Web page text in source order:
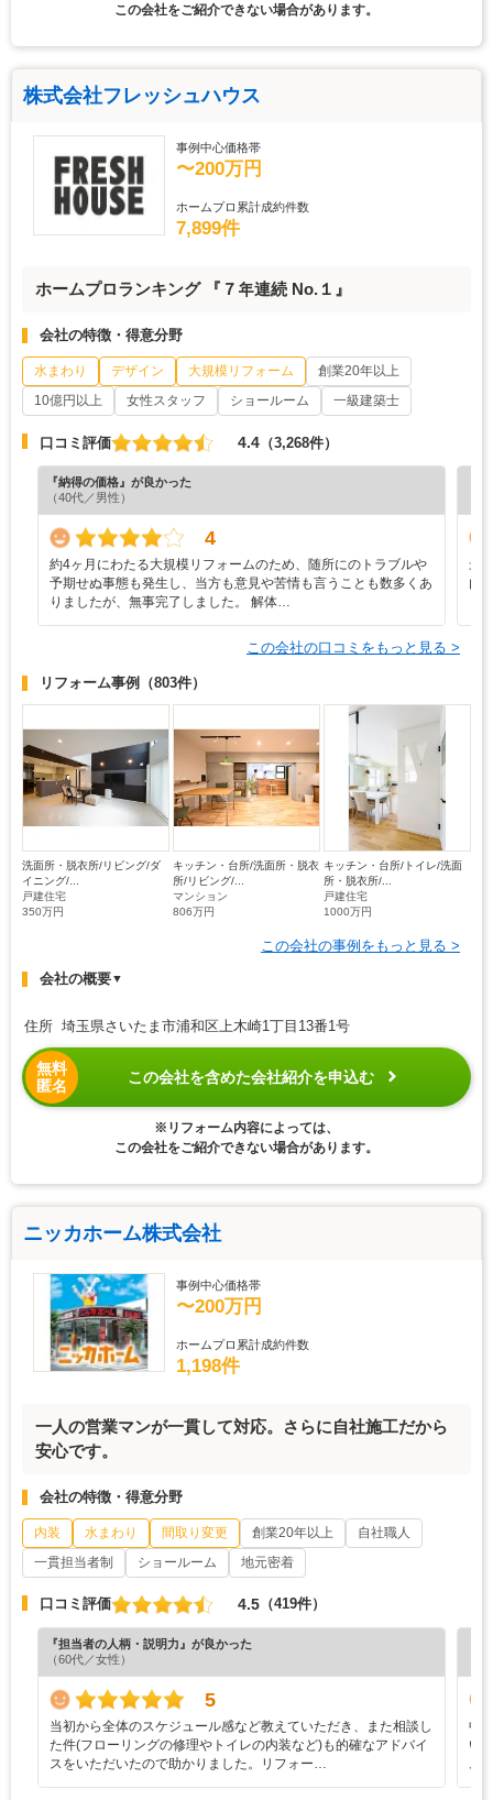
この会社をご紹介できない場合があります。
株式会社フレッシュハウス
事例中心価格帯
〜200万円
ホームプロ累計成約件数
7,899件
ホームプロランキング 『７年連続 No.１』
会社の特徴・得意分野
水まわり デザイン 大規模リフォーム
創業20年以上
10億円以上
女性スタッフ ショールーム 一級建築士
口コミ評価 4.4 （3,268件）
『納得の価格』が良かった
（40代／男性）
4
約4ヶ月にわたる大規模リフォームのため、随所にのトラブルや
予期せぬ事態も発生し、当方も意見や苦情も言うことも数多くあ
りましたが、無事完了しました。 解体…
最
内
この会社の口コミをもっと見る >
リフォーム事例 （803件）
洗面所・脱衣所/リビング/ダ
イニング/...
戸建住宅
350万円
キッチン・台所/洗面所・脱衣
所/リビング/...
マンション
806万円
キッチン・台所/トイレ/洗面
所・脱衣所/...
戸建住宅
1000万円
この会社の事例をもっと見る >
会社の概要▼
住所 埼玉県さいたま市浦和区上木崎1丁目13番1号
無料
匿名
この会社を含めた会社紹介を申込む
※リフォーム内容によっては、
この会社をご紹介できない場合があります。
ニッカホーム株式会社
事例中心価格帯
〜200万円
ホームプロ累計成約件数
1,198件
一人の営業マンが一貫して対応。さらに自社施工だから
安心です。
会社の特徴・得意分野
内装 水まわり 間取り変更 創業20年以上
自社職人
一貫担当者制
ショールーム 地元密着
口コミ評価 4.5 （419件）
『担当者の人柄・説明力』が良かった
（60代／女性）
5
当初から全体のスケジュール感など教えていただき、また相談し
た件(フローリングの修理やトイレの内装など)も的確なアドバイ
スをいただいたので助かりました。リフォー…
中
い